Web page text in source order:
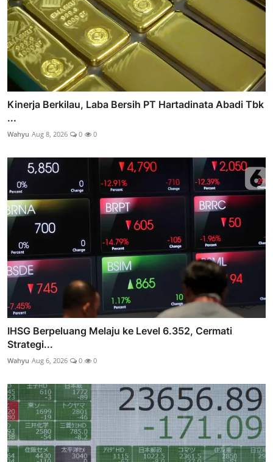
Kinerja Berkilau, Laba Bersih PT Hartadinata Abadi Tbk
...
Wahyu Aug 8, 2026 0 0
IHSG Berpeluang Melaju ke Level 6.352, Cermati
Strategi...
Wahyu Aug 6, 2026 0 0